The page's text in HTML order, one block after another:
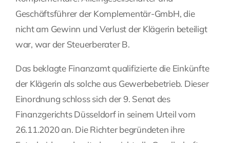
Geschäftsführer der Komplementär-GmbH, die
nicht am Gewinn und Verlust der Klägerin beteiligt
war, war der Steuerberater B.
Das beklagte Finanzamt qualifizierte die Einkünfte
der Klägerin als solche aus Gewerbebetrieb. Dieser
Einordnung schloss sich der 9. Senat des
Finanzgerichts Düsseldorf in seinem Urteil vom
26.11.2020 an. Die Richter begründeten ihre